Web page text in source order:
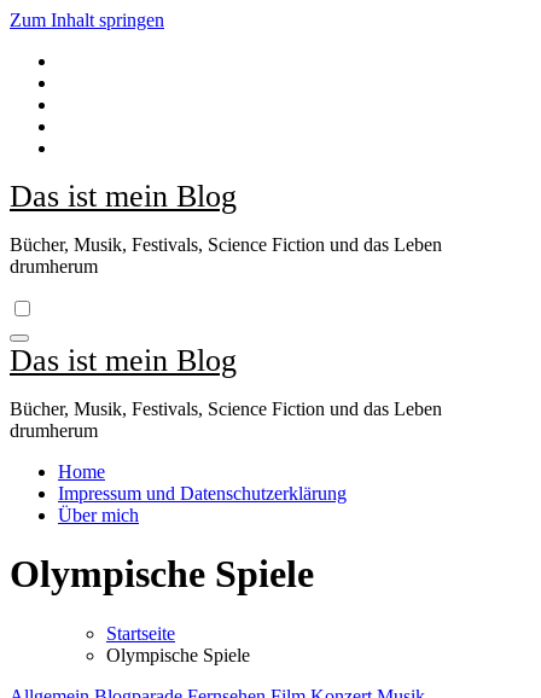
Zum Inhalt springen
Das ist mein Blog
Bücher, Musik, Festivals, Science Fiction und das Leben
drumherum
Das ist mein Blog
Bücher, Musik, Festivals, Science Fiction und das Leben
drumherum
Home
Impressum und Datenschutzerklärung
Über mich
Olympische Spiele
Startseite
Olympische Spiele